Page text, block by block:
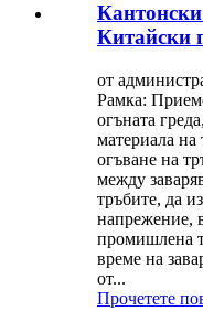
Китайски
от
Рамка:
огъната
материала на
огъване на
между
тръбите, да
напрежение,
промишлена
време на
от...
Прочетете